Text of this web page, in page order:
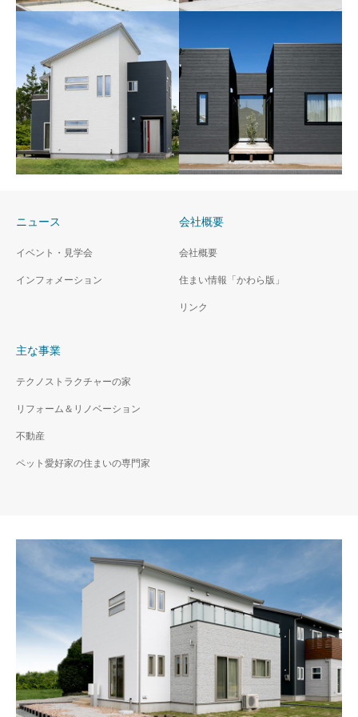
カフェスタイルの家「金
瀬の家A」
テクノストラクチャー住宅シ
本宮 金瀬 モデルハウス
テクノストラクチャー住宅シ
リーズ「FORCASA」
リーズ「FORCASA」
の家A」
ニュース
イベント・見学会
インフォメーション
会社概要
会社概要
住まい情報「かわら版」
リンク
主な事業
テクノストラクチャーの家
リフォーム＆リノベーション
不動産
ペット愛好家の住まいの専門家